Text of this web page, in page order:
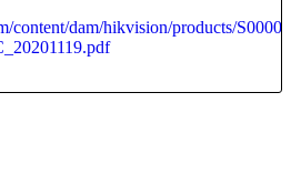
content/dam/hikvision/products/